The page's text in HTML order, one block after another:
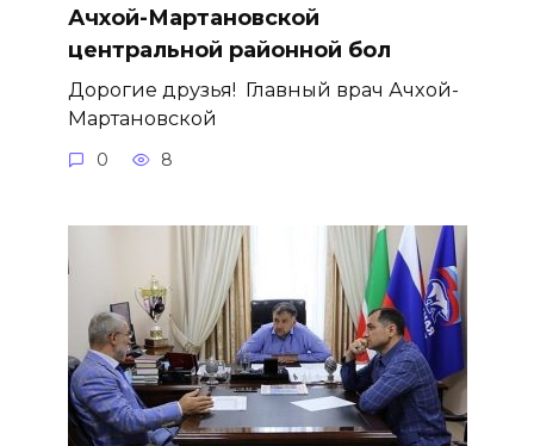
Ачхой-Мартановской
центральной районной бол
Дорогие друзья! ­ Главный врач Ачхой-
Мартановской
0 8